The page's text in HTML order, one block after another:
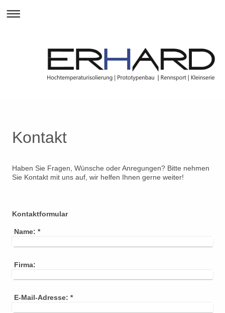
Kontakt
Haben Sie Fragen, Wünsche oder Anregungen? Bitte nehmen
Sie Kontakt mit uns auf, wir helfen Ihnen gerne weiter!
Kontaktformular
Name: *
Firma:
E-Mail-Adresse: *